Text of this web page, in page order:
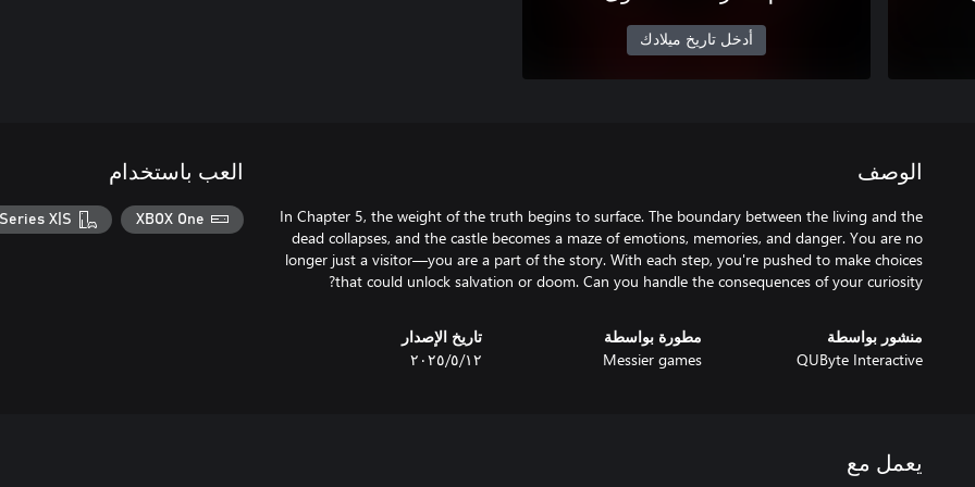
أدخل تاريخ ميلادك
الوصف
In Chapter 5, the weight of the truth begins to surface. The boundary between the living and the
dead collapses, and the castle becomes a maze of emotions, memories, and danger. You are no
longer just a visitor—you are a part of the story. With each step, you're pushed to make choices
that could unlock salvation or doom. Can you handle the consequences of your curiosity?
منشور بواسطة
QUByte Interactive
مطورة بواسطة
Messier games
تاريخ الإصدار
١٢‏/٥‏/٢٠٢٥
العب باستخدام
XBOX One
X|S
يعمل مع